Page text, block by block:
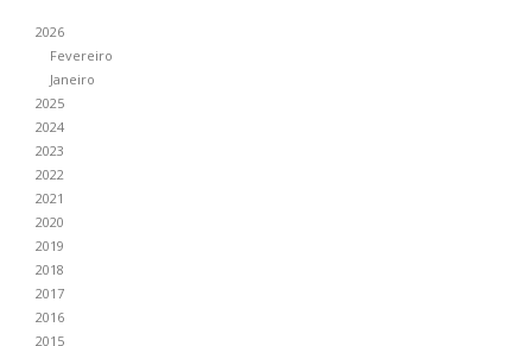
2026
Fevereiro
Janeiro
2025
2024
2023
2022
2021
2020
2019
2018
2017
2016
2015